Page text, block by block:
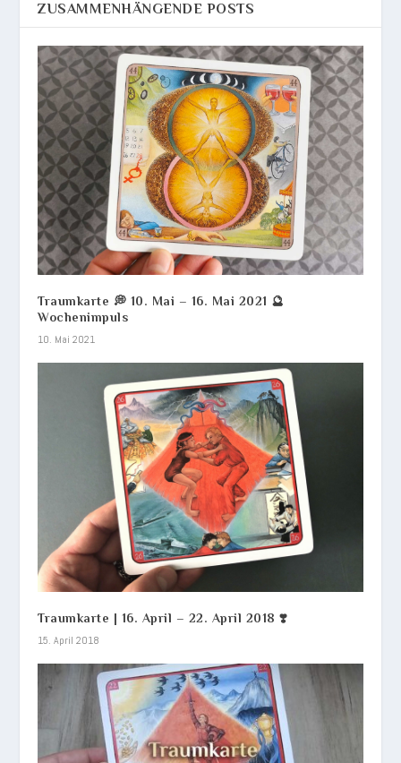
ZUSAMMENHÄNGENDE POSTS
Traumkarte 💭 10. Mai – 16. Mai 2021 🔮
Wochenimpuls
10. Mai 2021
Traumkarte | 16. April – 22. April 2018 ❣️
15. April 2018